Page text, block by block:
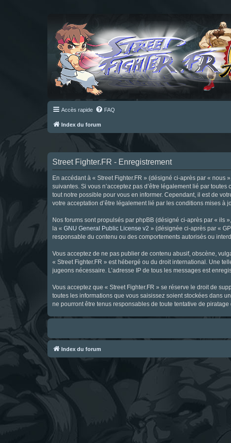
Accès rapide FAQ
Index du forum
Street Fighter.FR - Enregistrement
En accédant à « Street Fighter.FR » (désigné ci-après par « nous
suivantes. Si vous n’acceptez pas d’être légalement lié par
tout notre possible pour vous en informer. Cependant, il est de
votre acceptation d’être légalement lié par les conditions mises à
Nos forums sont propulsés par phpBB (désigné ci-après par « ils
la « GNU General Public License v2 » (désignée ci-après par «
responsable du contenu ou des comportements autorisés ou
Vous acceptez de ne pas publier de contenu abusif, obscène,
« Street Fighter.FR » est hébergé ou du droit international. Une
jugeons nécessaire. L’adresse IP de tous les messages est
Vous acceptez que « Street Fighter.FR » se réserve le droit de
toutes les informations que vous saisissez soient stockées dans
ne pourront être tenus responsables de toute tentative de
Index du forum